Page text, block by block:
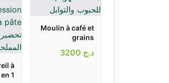
Moulin à café et
grains
300W – مطحنة
د.ج
à
1